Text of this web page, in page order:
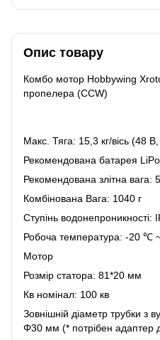
Опис товару
Комбо мотор Hobbywing
пропелера (CCW)
Макс. Тяга: 15,3 кг/вісь (48
Рекомендована батарея
Рекомендована злітна вага:
Комбінована Вага: 1040 г
Ступінь водонепроникності:
Робоча температура: -20 ℃
Мотор
Розмір статора: 81*20 мм
Кв номінал: 100 кв
Зовнішній діаметр трубки з
Φ30 мм (* потрібен адаптер